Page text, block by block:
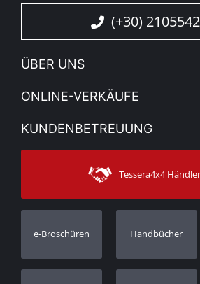
(+30)
ÜBER UNS
Firma
Sehen Sie unsere Nachrichten
Sitemap
ONLINE-VERKÄUFE
Mein Konto
Versandarten
KUNDENBETREUUNG
Kontakt
Kundendienst
Bestellung verfolgen
Händler
Tessera4x4
e-Broschüren Handbücher